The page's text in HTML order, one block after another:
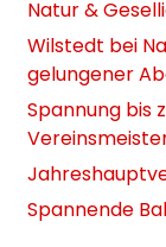
Natur &
Wilstedt bei
gelungener
Spannung bis
Spannende